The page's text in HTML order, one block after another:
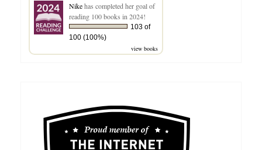
Nikehas completed her goal of
reading 100 books in 2024!
103 of
100 (100%)
view books